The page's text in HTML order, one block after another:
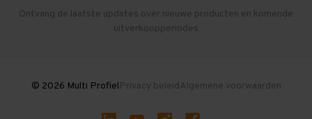
Gebruikte entresolvloeren
Ontvang de laatste updates over nieuwe producten en komende
uitverkoopperiodes
© 2026 Multi ProfielPrivacy beleidAlgemene voorwaarden